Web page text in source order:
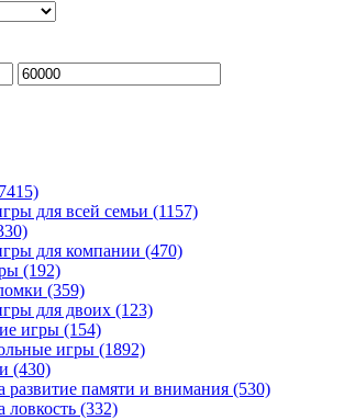
для всей семьи (1157)
для компании (470)
(192)
(359)
для двоих (123)
игры (154)
игры (1892)
(430)
развитие памяти и внимания (530)
ловкость (332)